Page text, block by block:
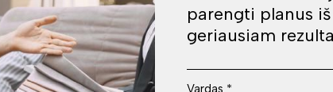
parengti planus
geriausiam